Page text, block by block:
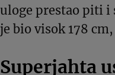
uloge prestao piti i
je bio visok 178
Superjahta